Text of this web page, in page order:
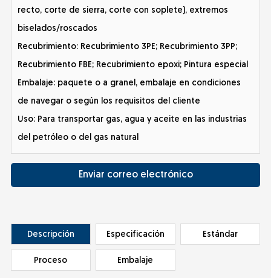
recto, corte de sierra, corte con soplete), extremos
biselados/roscados
Recubrimiento: Recubrimiento 3PE; Recubrimiento 3PP;
Recubrimiento FBE; Recubrimiento epoxi; Pintura especial
Embalaje: paquete o a granel, embalaje en condiciones
de navegar o según los requisitos del cliente
Uso: Para transportar gas, agua y aceite en las industrias
del petróleo o del gas natural
Enviar correo electrónico
Descripción Especificación Estándar
Proceso Embalaje